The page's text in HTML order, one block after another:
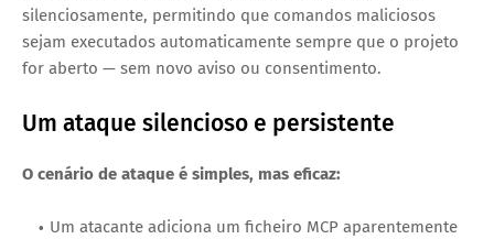
silenciosamente, permitindo que comandos maliciosos
sejam executados automaticamente sempre que o projeto
for aberto — sem novo aviso ou consentimento.
Um ataque silencioso e persistente
O cenário de ataque é simples, mas eficaz:
Um atacante adiciona um ficheiro MCP aparentemente